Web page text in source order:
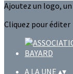
Ajoutez un logo,
Cliquez pour éditer
A LA UNE ▴▾